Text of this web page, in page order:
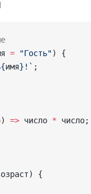
= "Гость") {
имя}!` ;
) => число * число;
{